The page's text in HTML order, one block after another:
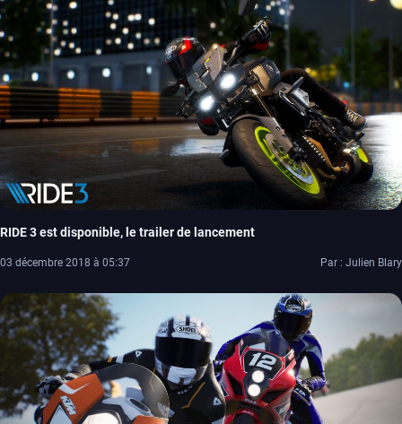
RIDE 3 est disponible, le trailer de lancement
03 décembre 2018 à 05:37 Par : Julien Blary